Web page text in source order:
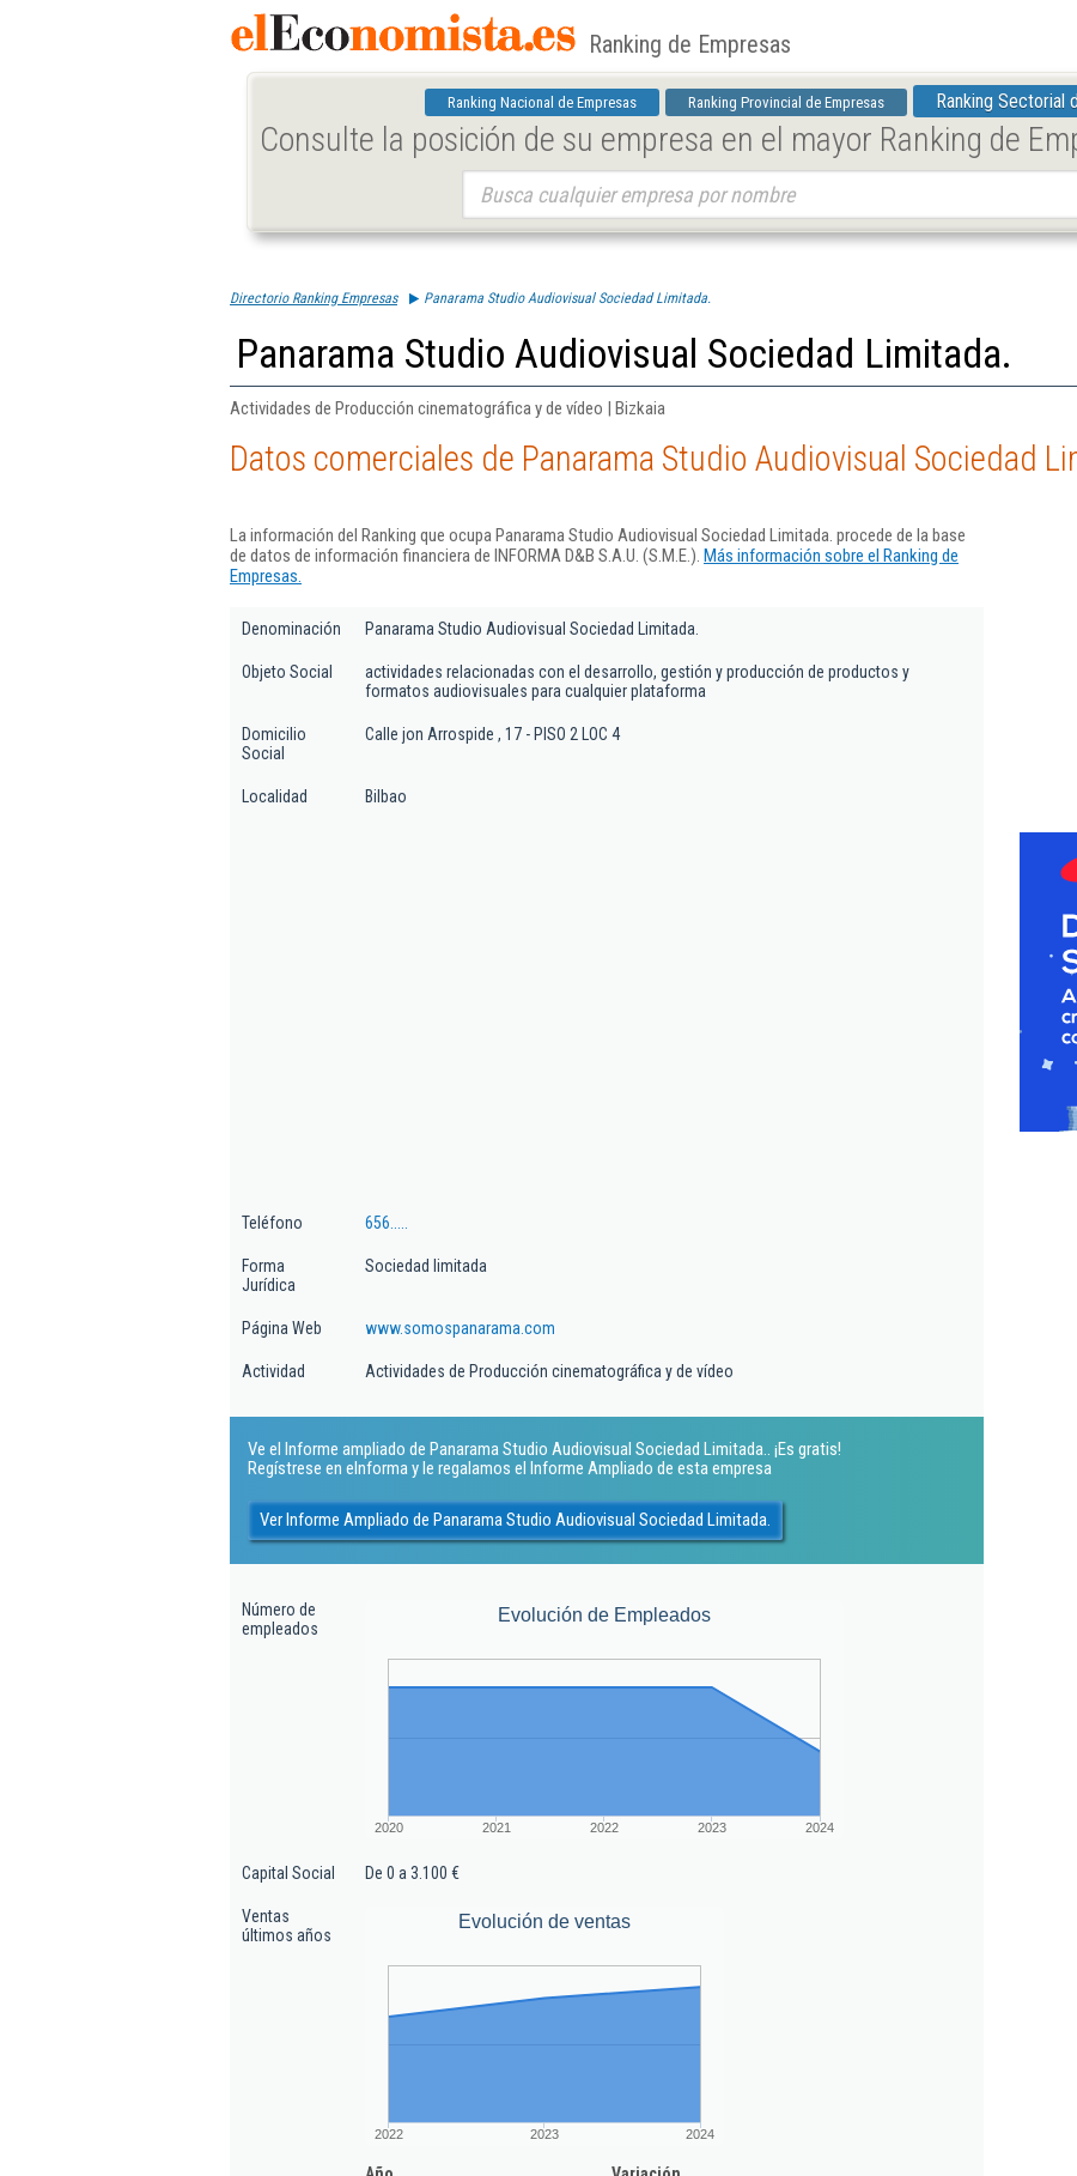
Ranking de Empresas
Ranking Nacional de Empresas Ranking Provincial de Empresas Ranking Sectorial
Consulte la posición de su empresa en el mayor Ranking de
Directorio Ranking Empresas Panarama Studio Audiovisual Sociedad Limitada.
Panarama Studio Audiovisual Sociedad Limitada.
Actividades de Producción cinematográfica y de vídeo | Bizkaia
Datos comerciales de Panarama Studio Audiovisual Sociedad
La información del Ranking que ocupa Panarama Studio Audiovisual Sociedad Limitada. procede de la base
de datos de información financiera de INFORMA D&B S.A.U. (S.M.E.). Más información sobre el Ranking de
Empresas.
Denominación Panarama Studio Audiovisual Sociedad Limitada.
Objeto Social
actividades relacionadas con el desarrollo, gestión y producción de productos y
formatos audiovisuales para cualquier plataforma
Domicilio
Social
Calle jon Arrospide , 17 - PISO 2 LOC 4
Localidad Bilbao
Teléfono 656.....
Forma
Jurídica
Sociedad limitada
Página Web www.somospanarama.com
Actividad Actividades de Producción cinematográfica y de vídeo
Ve el Informe ampliado de Panarama Studio Audiovisual Sociedad Limitada.. ¡Es gratis!
Regístrese en eInforma y le regalamos el Informe Ampliado de esta empresa
Ver Informe Ampliado de Panarama Studio Audiovisual Sociedad Limitada.
Número de
empleados
Evolución de Empleados
2020 2021 2022 2023 2024
Capital Social De 0 a 3.100 €
Ventas
últimos años
Evolución de ventas
2022 2023 2024